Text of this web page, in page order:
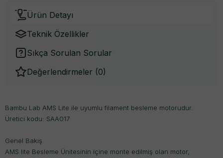
Ürün Detayı
Teknik Özellikler
Sıkça Sorulan Sorular
Değerlendirmeler (0)
Bambu Lab AMS Lite ile uyumlu filament besleme motorudur.
Üretici kodu: SAA017
Genel Bakış
AMS lite Besleme Ünitesinin içine monte edilmiş olan motor,